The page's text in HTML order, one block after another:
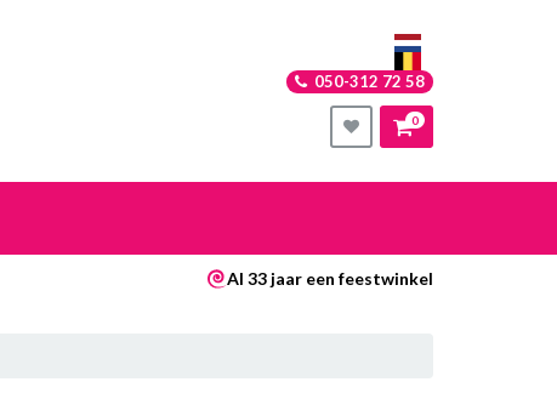
050-312 72 58
0
Al 33 jaar een feestwinkel